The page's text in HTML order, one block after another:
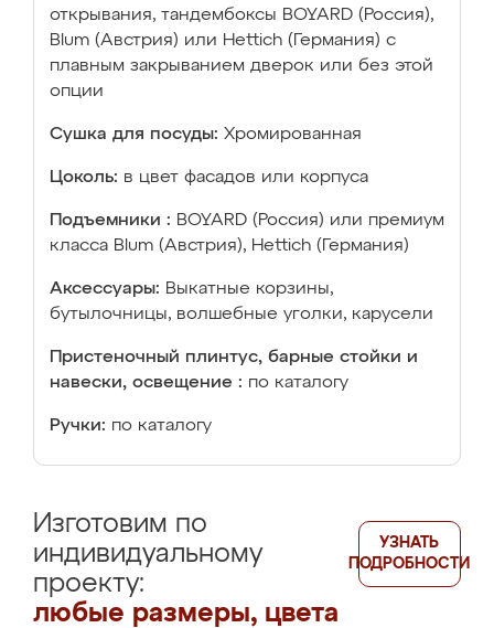
открывания, тандембоксы BOYARD (Россия),
Blum (Австрия) или Hettich (Германия) с
плавным закрыванием дверок или без этой
опции
Сушка для посуды: Хромированная
Цоколь: в цвет фасадов или корпуса
Подъемники : BOYARD (Россия) или премиум
класса Blum (Австрия), Hettich (Германия)
Аксессуары: Выкатные корзины,
бутылочницы, волшебные уголки, карусели
Пристеночный плинтус, барные стойки и
навески, освещение : по каталогу
Ручки: по каталогу
Изготовим по
индивидуальному
проекту:
любые размеры, цвета
УЗНАТЬ
ПОДРОБНОСТИ